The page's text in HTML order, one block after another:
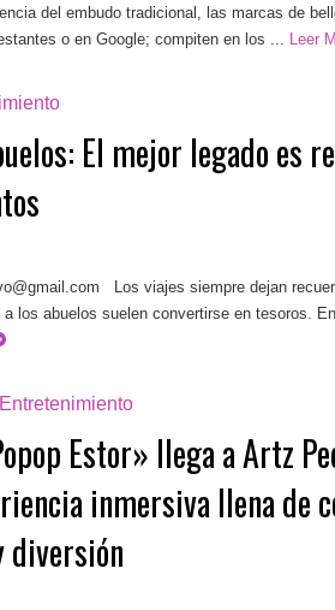
del embudo tradicional, las marcas de
o en Google; compiten en los ... Leer
El mejor legado es
Los viajes siempre dejan
a los abuelos suelen convertirse en tesoros.
Entretenimiento
Estor» llega a Artz
inmersiva llena de
diversión